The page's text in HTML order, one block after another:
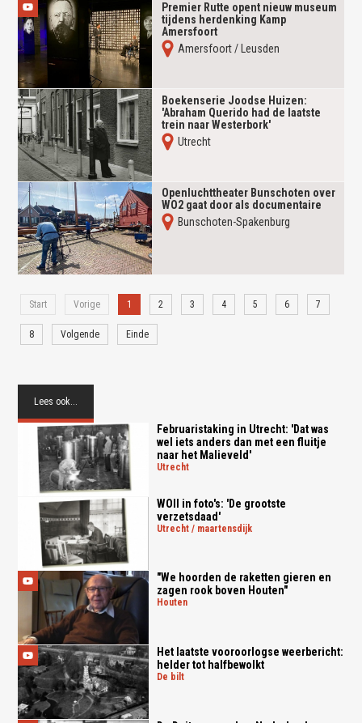
Premier Rutte opent nieuw museum
tijdens herdenking Kamp
Amersfoort
Amersfoort / Leusden
Boekenserie Joodse Huizen:
'Abraham Querido had de laatste
trein naar Westerbork'
Utrecht
Openluchttheater Bunschoten over
WO2 gaat door als documentaire
Bunschoten-Spakenburg
Start Vorige 1 2 3 4 5 6 7
8 Volgende Einde
Lees ook...
Februaristaking in Utrecht: 'Dat was
wel iets anders dan met een fluitje
naar het Malieveld'
utrecht
WOII in foto's: 'De grootste
verzetsdaad'
utrecht / maartensdijk
"We hoorden de raketten gieren en
zagen rook boven Houten"
houten
Het laatste vooroorlogse weerbericht:
helder tot halfbewolkt
de bilt